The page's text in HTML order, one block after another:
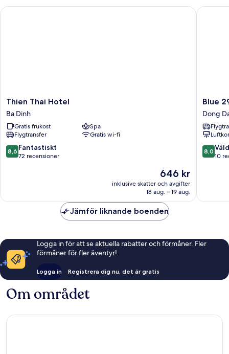
Thien
Thai
Hotel
Ba
Dinh
Thien Thai Hotel
Ba Dinh
Gratis frukost
Spa
Flygtransfer
Gratis wi-fi
8.6
av
8,6 Fantastiskt
72 recensioner
Priset
är
646 kr
646 kr
inklusive skatter och avgifter
18 aug. – 19 aug.
Thien Thai Hotel
Blue
29
Hotel
Dong
Da
Blue
Dong
8.0
av
8,0
10
Blue 29
Jämför liknande boenden
Logga in för att se aktuella rabatter och förmåner. Fler
förmåner för fler äventyr!
Logga in Registrera dig nu, det är gratis
Om området